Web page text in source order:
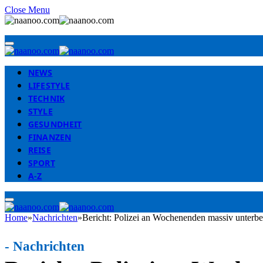
Close Menu
NEWS
LIFESTYLE
TECHNIK
STYLE
GESUNDHEIT
FINANZEN
REISE
SPORT
A-Z
Home»Nachrichten»Bericht: Polizei an Wochenenden massiv
- Nachrichten